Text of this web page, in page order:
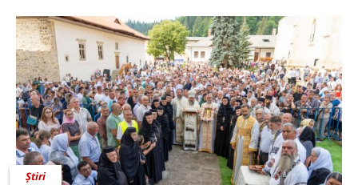
Știri